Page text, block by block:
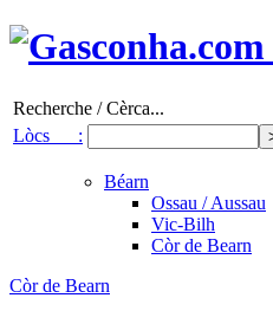
Recherche / Cèrca...
Lòcs :
Béarn
Ossau / Aussau
Vic-Bilh
Còr de Bearn
Còr de Bearn